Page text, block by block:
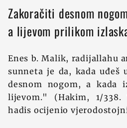
Zakoračiti desnom
a lijevom prilikom
Enes b. Malik, radijallahu
sunneta je da, kada uđeš
desnom nogom, a kada
lijevom." (Hakim, 1/338.
hadis ocijenio